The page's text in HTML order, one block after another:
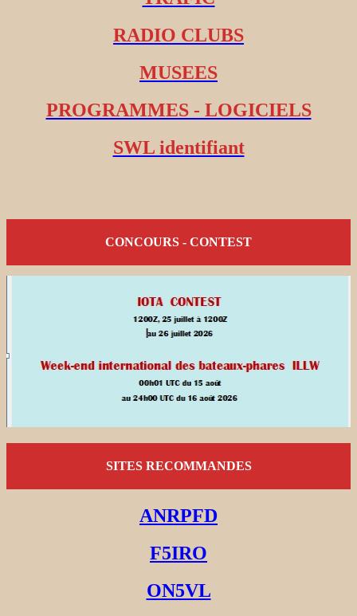
RADIO CLUBS
MUSEES
PROGRAMMES - LOGICIELS
SWL identifiant
CONCOURS - CONTEST
SITES RECOMMANDES
ANRPFD
F5IRO
ON5VL